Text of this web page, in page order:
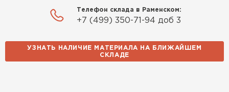
Телефон склада в Раменском:
+7 (499) 350-71-94 доб 3
УЗНАТЬ НАЛИЧИЕ МАТЕРИАЛА НА БЛИЖАЙШЕМ
СКЛАДЕ